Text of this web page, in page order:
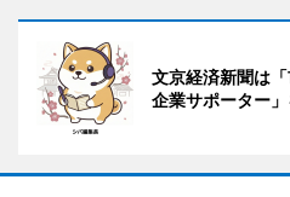
文京経済新聞は
企業サポーター」